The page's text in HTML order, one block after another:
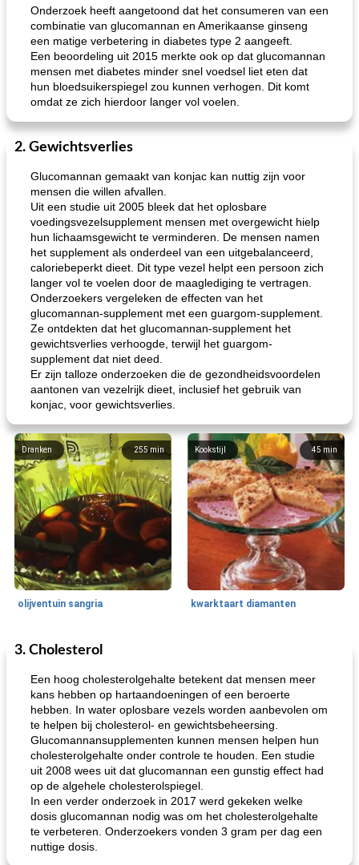
Onderzoek heeft aangetoond dat het consumeren van een
combinatie van glucomannan en Amerikaanse ginseng
een matige verbetering in diabetes type 2 aangeeft.
Een beoordeling uit 2015 merkte ook op dat glucomannan
mensen met diabetes minder snel voedsel liet eten dat
hun bloedsuikerspiegel zou kunnen verhogen. Dit komt
omdat ze zich hierdoor langer vol voelen.
2. Gewichtsverlies
Glucomannan gemaakt van konjac kan nuttig zijn voor
mensen die willen afvallen.
Uit een studie uit 2005 bleek dat het oplosbare
voedingsvezelsupplement mensen met overgewicht hielp
hun lichaamsgewicht te verminderen. De mensen namen
het supplement als onderdeel van een uitgebalanceerd,
caloriebeperkt dieet. Dit type vezel helpt een persoon zich
langer vol te voelen door de maaglediging te vertragen.
Onderzoekers vergeleken de effecten van het
glucomannan-supplement met een guargom-supplement.
Ze ontdekten dat het glucomannan-supplement het
gewichtsverlies verhoogde, terwijl het guargom-
supplement dat niet deed.
Er zijn talloze onderzoeken die de gezondheidsvoordelen
aantonen van vezelrijk dieet, inclusief het gebruik van
konjac, voor gewichtsverlies.
255min
Dranken
olijventuin sangria
45 min
Kookstijl
kwarktaart diamanten
Feestdagen en evenementen
de jamcake van Georgië tennessee blauwe kaasperen kip
3. Cholesterol
Een hoog cholesterolgehalte betekent dat mensen meer
kans hebben op hartaandoeningen of een beroerte
hebben. In water oplosbare vezels worden aanbevolen om
te helpen bij cholesterol- en gewichtsbeheersing.
Glucomannansupplementen kunnen mensen helpen hun
cholesterolgehalte onder controle te houden. Een studie
uit 2008 wees uit dat glucomannan een gunstig effect had
op de algehele cholesterolspiegel.
In een verder onderzoek in 2017 werd gekeken welke
dosis glucomannan nodig was om het cholesterolgehalte
te verbeteren. Onderzoekers vonden 3 gram per dag een
nuttige dosis.